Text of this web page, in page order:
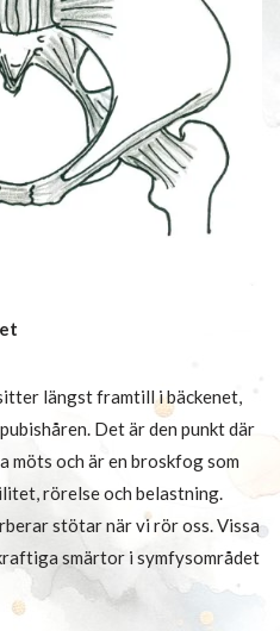
längst framtill i bäckenet,
Det är den punkt där
möts och är en broskfog som
rörelse och belastning.
stötar när vi rör oss. Vissa
smärtor i symfysområdet